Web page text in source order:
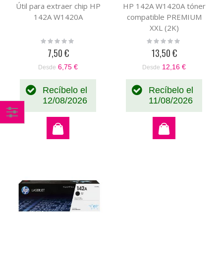
Útil para extraer chip HP
142A W1420A
Rating:
7,50 €
Desde 6,75 €
Recíbelo el
12/08/2026
HP 142A W1420A tóner
compatible PREMIUM
XXL (2K)
Rating:
13,50 €
Desde 12,16 €
Recíbelo el
11/08/2026
Comprar